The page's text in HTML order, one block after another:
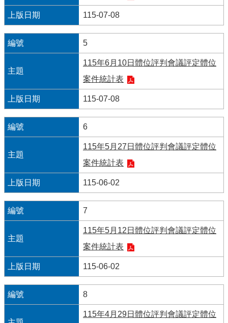
首
頁
臺
北
市
政
府
English
陳
系
統
常
見
答
雙
詞
彙
臺
115-07-08
5
115年6月10日體位評判會議評定體位
案件統計表
115-07-08
6
115年5月27日體位評判會議評定體位
案件統計表
115-06-02
7
115年5月12日體位評判會議評定體位
案件統計表
115-06-02
8
115年4月29日體位評判會議評定體位